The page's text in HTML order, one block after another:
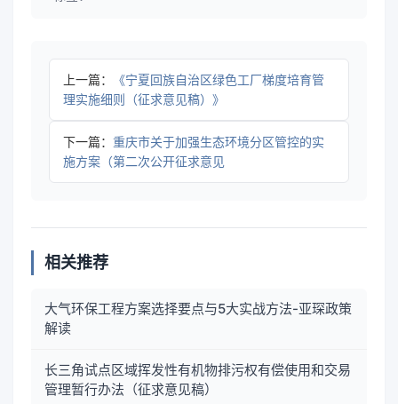
上一篇：
《宁夏回族自治区绿色工厂梯度培育管
理实施细则（征求意见稿）》
下一篇： 重庆市关于加强生态环境分区管控的实
施方案（第二次公开征求意见
相关推荐
大气环保工程方案选择要点与5大实战方法-亚琛政策
解读
长三角试点区域挥发性有机物排污权有偿使用和交易
管理暂行办法（征求意见稿）